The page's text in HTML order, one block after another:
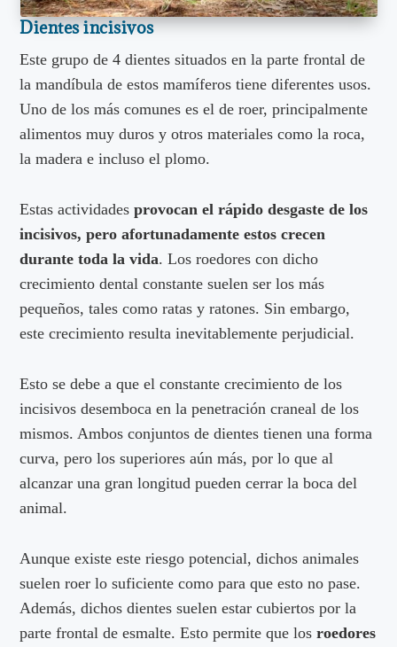
Dientes incisivos
Este grupo de 4 dientes situados en la parte frontal de
la mandíbula de estos mamíferos tiene diferentes usos.
Uno de los más comunes es el de roer, principalmente
alimentos muy duros y otros materiales como la roca,
la madera e incluso el plomo.
Estas actividadesprovocan el rápido desgaste de los
incisivos, pero afortunadamente estos crecen
durante toda la vida. Los roedores con dicho
crecimiento dental constante suelen ser los más
pequeños, tales como ratas y ratones. Sin embargo,
este crecimiento resulta inevitablemente perjudicial.
Esto se debe a que el constante crecimiento de los
incisivos desemboca en la penetración craneal de los
mismos. Ambos conjuntos de dientes tienen una forma
curva, pero los superiores aún más, por lo que al
alcanzar una gran longitud pueden cerrar la boca del
animal.
Aunque existe este riesgo potencial, dichos animales
suelen roer lo suficiente como para que esto no pase.
Además, dichos dientes suelen estar cubiertos por la
parte frontal de esmalte. Esto permite que losroedores